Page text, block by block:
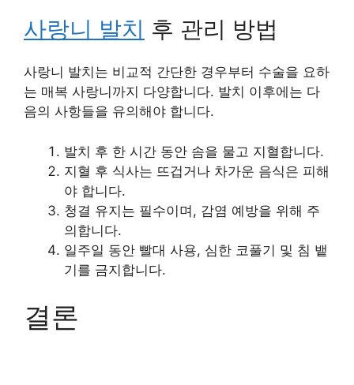
사랑니 발치 후 관리 방법
사랑니 발치는 비교적 간단한 경우부터 수술을 요하
는 매복 사랑니까지 다양합니다. 발치 이후에는 다
음의 사항들을 유의해야 합니다.
발치 후 한 시간 동안 솜을 물고 지혈합니다.
지혈 후 식사는 뜨겁거나 차가운 음식은 피해
야 합니다.
청결 유지는 필수이며, 감염 예방을 위해 주
의합니다.
일주일 동안 빨대 사용, 심한 코풀기 및 침 뱉
기를 금지합니다.
결론